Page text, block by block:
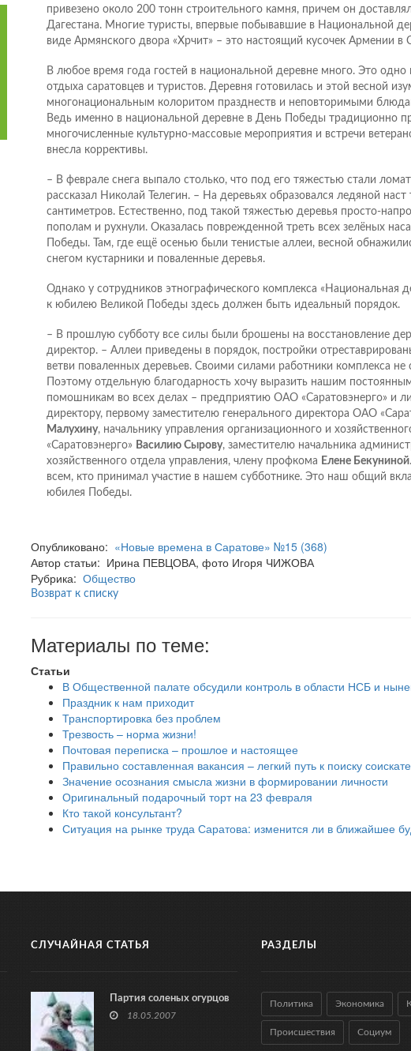
привезено около 200 тонн строительного камня, причем он
Дагестана. Многие туристы, впервые побывавшие в Национальной
виде Армянского двора «Хрчит» – это настоящий кусочек Армении в
В любое время года гостей в национальной деревне много. Это
отдыха саратовцев и туристов. Деревня готовилась и этой весной
многонациональным колоритом празднеств и неповторимыми
Ведь именно в национальной деревне в День Победы традиционно
многочисленные культурно-массовые мероприятия и встречи
внесла коррективы.
– В феврале снега выпало столько, что под его тяжестью стали
рассказал Николай Телегин. – На деревьях образовался ледяной
сантиметров. Естественно, под такой тяжестью деревья просто-
пополам и рухнули. Оказалась поврежденной треть всех зелёных
Победы. Там, где ещё осенью были тенистые аллеи, весной
снегом кустарники и поваленные деревья.
Однако у сотрудников этнографического комплекса «Национальная
к юбилею Великой Победы здесь должен быть идеальный порядок.
– В прошлую субботу все силы были брошены на восстановление
директор. – Аллеи приведены в порядок, постройки
ветви поваленных деревьев. Своими силами работники комплекса не
Поэтому отдельную благодарность хочу выразить нашим
помошникам во всех делах – предприятию ОАО «Саратовэнерго» и
директору, первому заместителю генерального директора ОАО
Малухину, начальнику управления организационного и
«Саратовэнерго» Василию Сырову, заместителю начальника
хозяйственного отдела управления, члену профкома Елене Бекуниной
всем, кто принимал участие в нашем субботнике. Это наш общий
юбилея Победы.
Опубликовано: «Новые времена в Саратове» №15 (368)
Автор статьи: Ирина ПЕВЦОВА, фото Игоря ЧИЖОВА
Рубрика: Общество
Возврат к списку
Материалы по теме:
Статьи
В Общественной палате обсудили контроль в области НСБ и
Праздник к нам приходит
Транспортировка без проблем
Трезвость – норма жизни!
Почтовая переписка – прошлое и настоящее
Правильно составленная вакансия – легкий путь к поиску
Значение осознания смысла жизни в формировании личности
Оригинальный подарочный торт на 23 февраля
Кто такой консультант?
Ситуация на рынке труда Саратова: изменится ли в ближайшее
СЛУЧАЙНАЯ СТАТЬЯ
Партия соленых огурцов
18.05.2007
РАЗДЕЛЫ
Политика Экономика
Происшествия Социум